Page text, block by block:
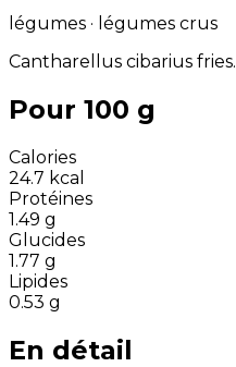
légumes · légumes crus
Cantharellus cibarius fries.
Pour 100 g
Calories
24.7 kcal
Protéines
1.49 g
Glucides
1.77 g
Lipides
0.53 g
En détail